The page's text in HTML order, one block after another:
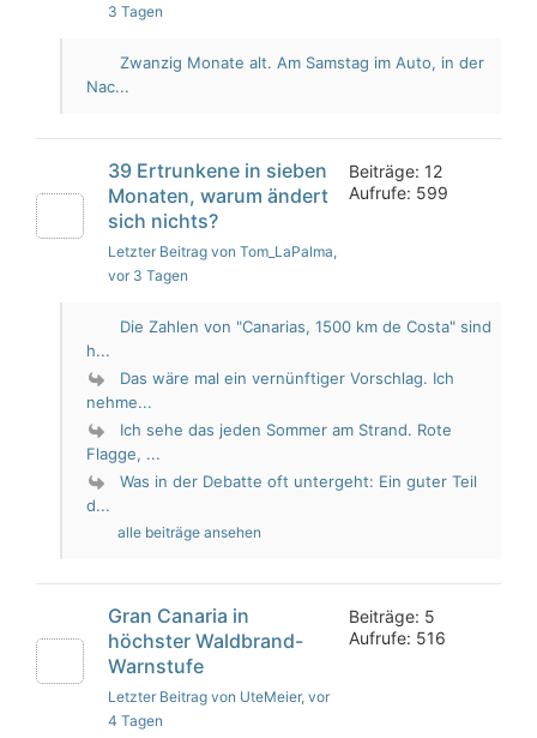
3 Tagen
Zwanzig Monate alt. Am Samstag im Auto, in der
Nac...
39 Ertrunkene in sieben
Monaten, warum ändert
sich nichts?
Letzter Beitrag von Tom_LaPalma,
vor 3 Tagen
Beiträge: 12
Aufrufe: 599
Die Zahlen von "Canarias, 1500 km de Costa" sind
h...
Das wäre mal ein vernünftiger Vorschlag. Ich
nehme...
Ich sehe das jeden Sommer am Strand. Rote
Flagge, ...
Was in der Debatte oft untergeht: Ein guter Teil
d...
alle beiträge ansehen
Gran Canaria in
höchster Waldbrand-
Warnstufe
Letzter Beitrag von UteMeier, vor
4 Tagen
Beiträge: 5
Aufrufe: 516